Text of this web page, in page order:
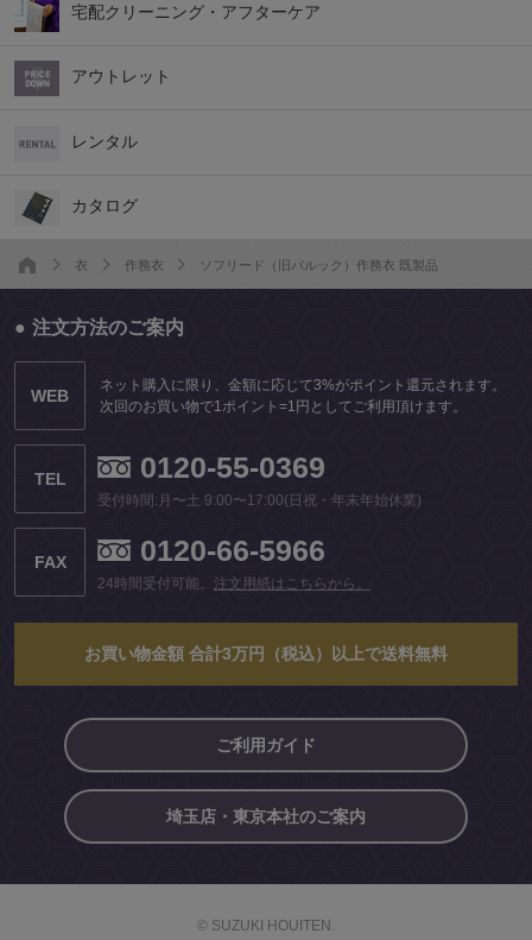
宅配クリーニング・アフターケア
アウトレット
レンタル
カタログ
衣 作務衣 ソフリード（旧バルック）作務衣 既製品
注文方法のご案内
WEB
ネット購入に限り、金額に応じて3%がポイント還元されます。
次回のお買い物で1ポイント=1円としてご利用頂けます。
TEL 0120-55-0369
受付時間:月〜土 9:00〜17:00(日祝・年末年始休業)
FAX 0120-66-5966
24時間受付可能。 注文用紙はこちらから。
お買い物金額 合計3万円（税込）以上で送料無料
ご利用ガイド
埼玉店・東京本社のご案内
© SUZUKI HOUITEN.